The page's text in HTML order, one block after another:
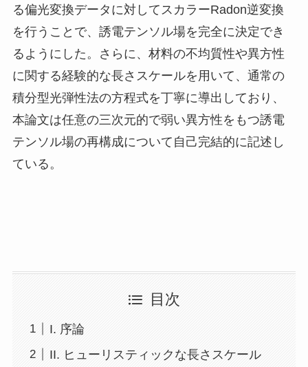
る偏光変換データに対してスカラーRadon逆変換
を行うことで、誘電テンソル場を完全に決定でき
るようにした。さらに、材料の不均質性や異方性
に関する経験的な長さスケールを用いて、通常の
積分型光弾性法の方程式を丁寧に導出しており、
本論文は任意の三次元的で弱い異方性をもつ誘電
テンソル場の再構成について自己完結的に記述し
ている。
目次
I. 序論
II. ヒューリスティックな長さスケール